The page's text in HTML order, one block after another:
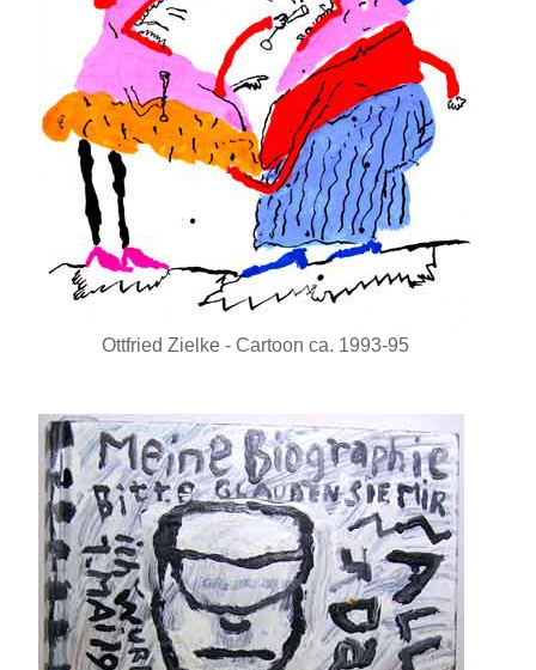
Ottfried Zielke - Cartoon ca. 1993-95